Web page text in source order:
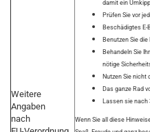
Weitere
Angaben
nach
damit ein
Prüfen Sie vor
Beschädigtes
Benutzen Sie
Behandeln Sie
nötige
Nutzen Sie nicht
Das ganze Rad
Lassen sie nach
Wenn Sie all diese